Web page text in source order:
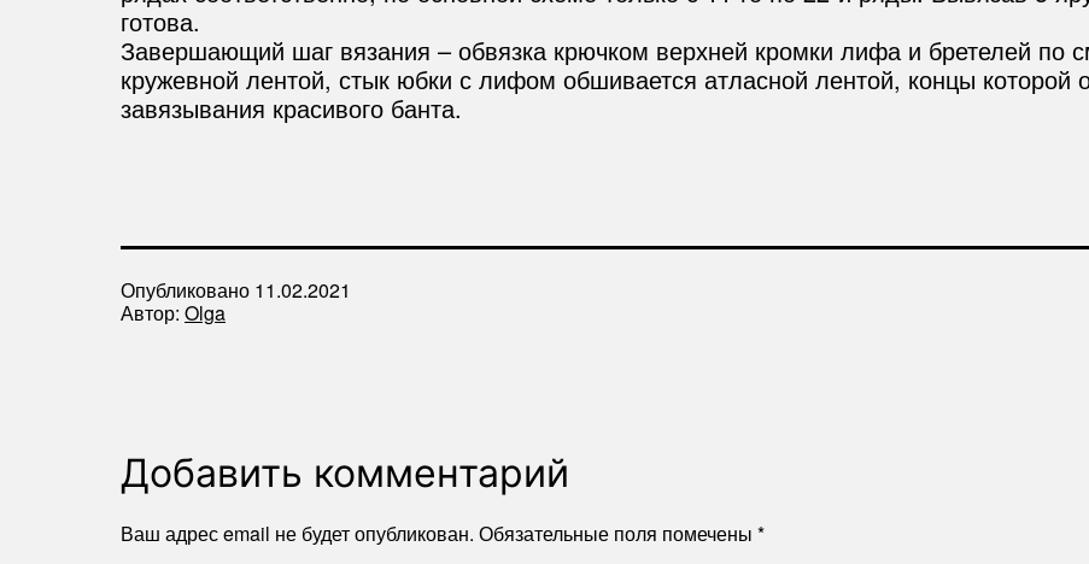
готова.
Завершающий шаг вязания – обвязка крючком верхней кромки лифа и бретелей по
кружевной лентой, стык юбки с лифом обшивается атласной лентой, концы
завязывания красивого банта.
Опубликовано 11.02.2021
Автор: Olga
Добавить комментарий
Ваш адрес email не будет опубликован. Обязательные поля помечены *